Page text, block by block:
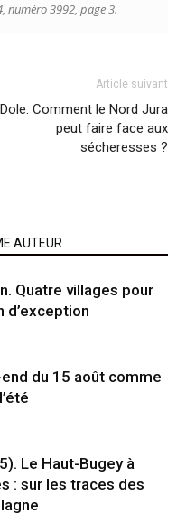
numéro 3992, page 3.
Article suivant
Dole. Comment le Nord Jura
peut faire face aux
sécheresses ?
AUTEUR
Quatre villages pour
d’exception
du 15 août comme
Le Haut-Bugey à
: sur les traces des